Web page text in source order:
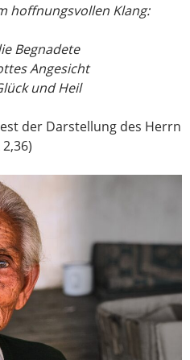
hoffnungsvollen Klang:
Begnadete
Angesicht
und Heil
der Darstellung des Herrn
2,36)